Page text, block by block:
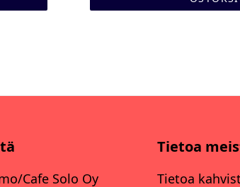
Cafe Solo Oy
Tietoa
Tietoa